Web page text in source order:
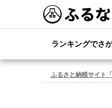
ランキングでさ
ふるさと納税サイト